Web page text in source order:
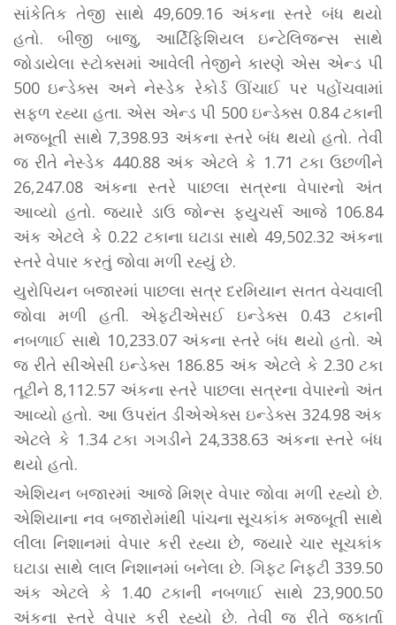
સાંકેતિક તેજી સાથે 49,609.16 અંકના સ્તરે બંધ થયો
હતો. બીજી બાજુ, આર્ટિફિશિયલ ઇન્ટેલિજન્સ સાથે
જોડાયેલા સ્ટોક્સમાં આવેલી તેજીને કારણે એસ એન્ડ પી
500 ઇન્ડેક્સ અને નેસ્ડેક રેકોર્ડ ઊંચાઈ પર પહોંચવામાં
સફળ રહ્યા હતા. એસ એન્ડ પી 500 ઇન્ડેક્સ 0.84 ટકાની
મજબૂતી સાથે 7,398.93 અંકના સ્તરે બંધ થયો હતો. તેવી
જ રીતે નેસ્ડેક 440.88 અંક એટલે કે 1.71 ટકા ઉછળીને
26,247.08 અંકના સ્તરે પાછલા સત્રના વેપારનો અંત
આવ્યો હતો. જ્યારે ડાઉ જોન્સ ફ્યુચર્સ આજે 106.84
અંક એટલે કે 0.22 ટકાના ઘટાડા સાથે 49,502.32 અંકના
સ્તરે વેપાર કરતું જોવા મળી રહ્યું છે.
યુરોપિયન બજારમાં પાછલા સત્ર દરમિયાન સતત વેચવાલી
જોવા મળી હતી. એફટીએસઈ ઇન્ડેક્સ 0.43 ટકાની
નબળાઈ સાથે 10,233.07 અંકના સ્તરે બંધ થયો હતો. એ
જ રીતે સીએસી ઇન્ડેક્સ 186.85 અંક એટલે કે 2.30 ટકા
તૂટીને 8,112.57 અંકના સ્તરે પાછલા સત્રના વેપારનો અંત
આવ્યો હતો. આ ઉપરાંત ડીએએક્સ ઇન્ડેક્સ 324.98 અંક
એટલે કે 1.34 ટકા ગગડીને 24,338.63 અંકના સ્તરે બંધ
થયો હતો.
એશિયન બજારમાં આજે મિશ્ર વેપાર જોવા મળી રહ્યો છે.
એશિયાના નવ બજારોમાંથી પાંચના સૂચકાંક મજબૂતી સાથે
લીલા નિશાનમાં વેપાર કરી રહ્યા છે, જ્યારે ચાર સૂચકાંક
ઘટાડા સાથે લાલ નિશાનમાં બનેલા છે. ગિફ્ટ નિફ્ટી 339.50
અંક એટલે કે 1.40 ટકાની નબળાઈ સાથે 23,900.50
અંકના સ્તરે વેપાર કરી રહ્યો છે. તેવી જ રીતે જકાર્તા